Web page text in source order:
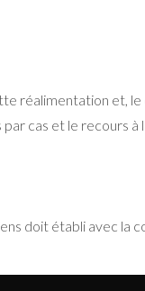
réalimentation et, le
cas et le recours
doit établi avec la